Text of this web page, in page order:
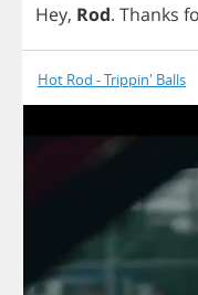
Hey, Rod. Thanks
Hot Rod - Trippin' Balls